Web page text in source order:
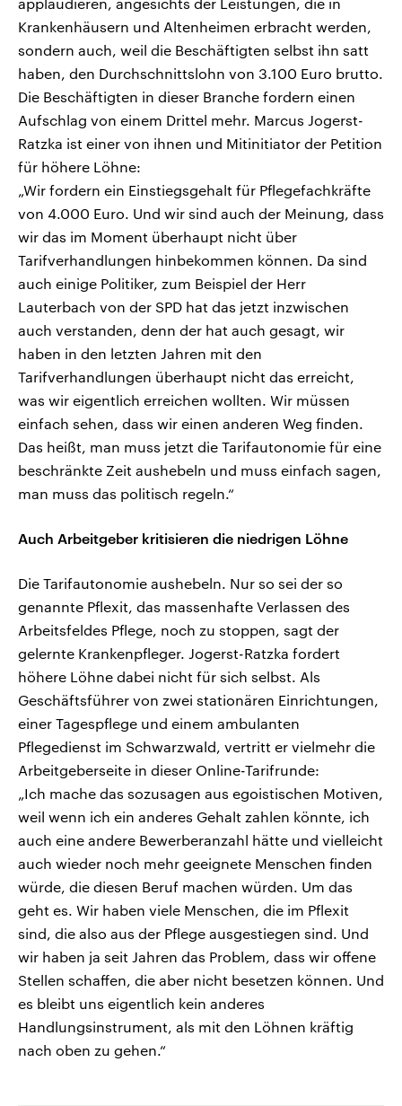
applaudieren, angesichts der Leistungen, die in
Krankenhäusern und Altenheimen erbracht werden,
sondern auch, weil die Beschäftigten selbst ihn satt
haben, den Durchschnittslohn von 3.100 Euro brutto.
Die Beschäftigten in dieser Branche fordern einen
Aufschlag von einem Drittel mehr. Marcus Jogerst-
Ratzka ist einer von ihnen und Mitinitiator der Petition
für höhere Löhne:
„Wir fordern ein Einstiegsgehalt für Pflegefachkräfte
von 4.000 Euro. Und wir sind auch der Meinung, dass
wir das im Moment überhaupt nicht über
Tarifverhandlungen hinbekommen können. Da sind
auch einige Politiker, zum Beispiel der Herr
Lauterbach von der SPD hat das jetzt inzwischen
auch verstanden, denn der hat auch gesagt, wir
haben in den letzten Jahren mit den
Tarifverhandlungen überhaupt nicht das erreicht,
was wir eigentlich erreichen wollten. Wir müssen
einfach sehen, dass wir einen anderen Weg finden.
Das heißt, man muss jetzt die Tarifautonomie für eine
beschränkte Zeit aushebeln und muss einfach sagen,
man muss das politisch regeln.“
Auch Arbeitgeber kritisieren die niedrigen Löhne
Die Tarifautonomie aushebeln. Nur so sei der so
genannte Pflexit, das massenhafte Verlassen des
Arbeitsfeldes Pflege, noch zu stoppen, sagt der
gelernte Krankenpfleger. Jogerst-Ratzka fordert
höhere Löhne dabei nicht für sich selbst. Als
Geschäftsführer von zwei stationären Einrichtungen,
einer Tagespflege und einem ambulanten
Pflegedienst im Schwarzwald, vertritt er vielmehr die
Arbeitgeberseite in dieser Online-Tarifrunde:
„Ich mache das sozusagen aus egoistischen Motiven,
weil wenn ich ein anderes Gehalt zahlen könnte, ich
auch eine andere Bewerberanzahl hätte und vielleicht
auch wieder noch mehr geeignete Menschen finden
würde, die diesen Beruf machen würden. Um das
geht es. Wir haben viele Menschen, die im Pflexit
sind, die also aus der Pflege ausgestiegen sind. Und
wir haben ja seit Jahren das Problem, dass wir offene
Stellen schaffen, die aber nicht besetzen können. Und
es bleibt uns eigentlich kein anderes
Handlungsinstrument, als mit den Löhnen kräftig
nach oben zu gehen.“